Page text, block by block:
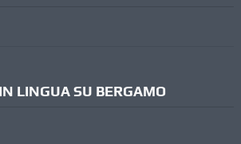
LINGUA SU BERGAMO